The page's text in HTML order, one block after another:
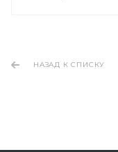
НАЗАД К СПИСКУ